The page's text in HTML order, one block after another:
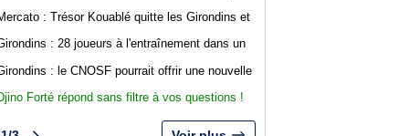
: Trésor Kouablé quitte les Girondins et
: 28 joueurs à l'entraînement dans un
: le CNOSF pourrait offrir une nouvelle
Forté répond sans filtre à vos questions !